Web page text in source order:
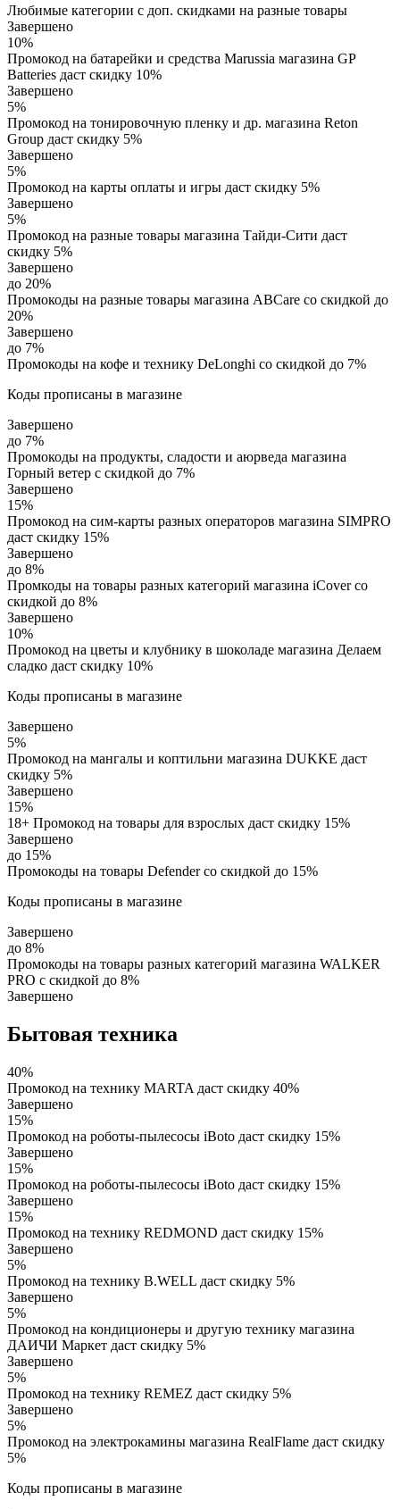
Любимые категории с доп. скидками на разные товары
Завершено
10%
Промокод на батарейки и средства Marussia магазина GP
Batteries даст скидку 10%
Завершено
5%
Промокод на тонировочную пленку и др. магазина Reton
Group даст скидку 5%
Завершено
5%
Промокод на карты оплаты и игры даст скидку 5%
Завершено
5%
Промокод на разные товары магазина Тайди-Сити даст
скидку 5%
Завершено
до 20%
Промокоды на разные товары магазина ABCare со скидкой до
20%
Завершено
до 7%
Промокоды на кофе и технику DeLonghi со скидкой до 7%
Коды прописаны в магазине
Завершено
до 7%
Промокоды на продукты, сладости и аюрведа магазина
Горный ветер с скидкой до 7%
Завершено
15%
Промокод на сим-карты разных операторов магазина SIMPRO
даст скидку 15%
Завершено
до 8%
Промкоды на товары разных категорий магазина iCover со
скидкой до 8%
Завершено
10%
Промокод на цветы и клубнику в шоколаде магазина Делаем
сладко даст скидку 10%
Коды прописаны в магазине
Завершено
5%
Промокод на мангалы и коптильни магазина DUKKE даст
скидку 5%
Завершено
15%
18+ Промокод на товары для взрослых даст скидку 15%
Завершено
до 15%
Промокоды на товары Defender со скидкой до 15%
Коды прописаны в магазине
Завершено
до 8%
Промокоды на товары разных категорий магазина WALKER
PRO с скидкой до 8%
Завершено
Бытовая техника
40%
Промокод на технику MARTA даст скидку 40%
Завершено
15%
Промокод на роботы-пылесосы iBoto даст скидку 15%
Завершено
15%
Промокод на роботы-пылесосы iBoto даст скидку 15%
Завершено
15%
Промокод на технику REDMOND даст скидку 15%
Завершено
5%
Промокод на технику B.WELL даст скидку 5%
Завершено
5%
Промокод на кондиционеры и другую технику магазина
ДАИЧИ Маркет даст скидку 5%
Завершено
5%
Промокод на технику REMEZ даст скидку 5%
Завершено
5%
Промокод на электрокамины магазина RealFlame даст скидку
5%
Коды прописаны в магазине